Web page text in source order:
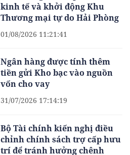
kinh tế và khởi động Khu
Thương mại tự do Hải Phòng
01/08/2026 11:21:41
Ngân hàng được tính thêm
tiền gửi Kho bạc vào nguồn
vốn cho vay
31/07/2026 17:14:19
Bộ Tài chính kiến nghị điều
chỉnh chính sách trợ cấp hưu
trí để tránh hưởng chênh